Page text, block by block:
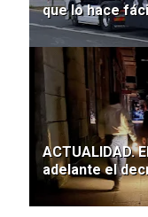
que lo hace
ACTUALIDAD.
adelante el